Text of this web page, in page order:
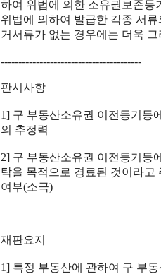
하여 위법에 의한 소유권보존등
위법에 의하여 발급한 각종 서
거서류가 없는 경우에는 더욱 그
----------------------------------------
판시사항
1] 구 부동산소유권 이전등기등
의 추정력
2] 구 부동산소유권 이전등기등
탁을 목적으로 경료된 것이라고
여부(소극)
재판요지
1] 특정 부동산에 관하여 구 부